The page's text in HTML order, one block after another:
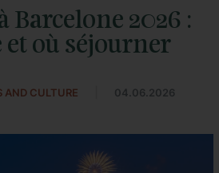
Barcelone 2026 :
et où séjourner
AND CULTURE 04.06.2026